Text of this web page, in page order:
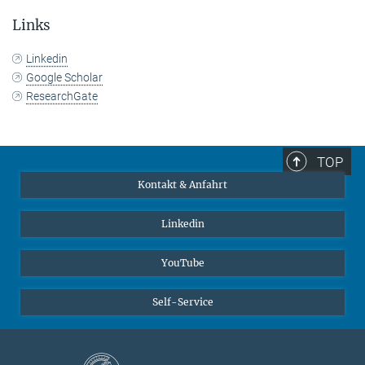
Links
Linkedin
Google Scholar
ResearchGate
TOP
Kontakt & Anfahrt
Linkedin
YouTube
Self-Service